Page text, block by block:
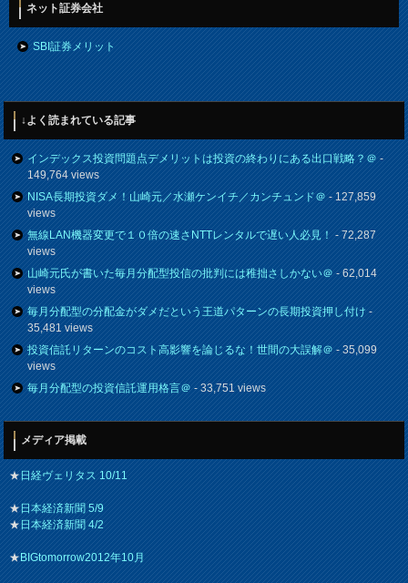
ネット証券会社
SBI証券メリット
↓よく読まれている記事
インデックス投資問題点デメリットは投資の終わりにある出口戦略？＠-
149,764 views
NISA長期投資ダメ！山崎元／水瀬ケンイチ／カンチュンド＠- 127,859
views
無線LAN機器変更で１０倍の速さNTTレンタルで遅い人必見！- 72,287
views
山崎元氏が書いた毎月分配型投信の批判には稚拙さしかない＠- 62,014
views
毎月分配型の分配金がダメだという王道パターンの長期投資押し付け-
35,481 views
投資信託リターンのコスト高影響を論じるな！世間の大誤解＠- 35,099
views
毎月分配型の投資信託運用格言＠- 33,751 views
メディア掲載
★日経ヴェリタス 10/11
★日本経済新聞 5/9
★日本経済新聞 4/2
★BIGtomorrow2012年10月